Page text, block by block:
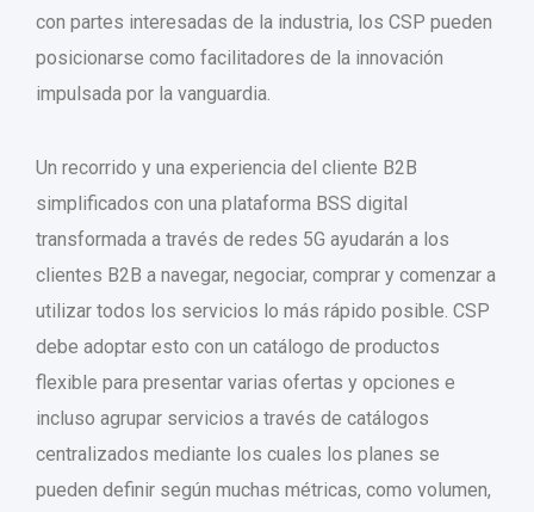
con partes interesadas de la industria, los CSP pueden
posicionarse como facilitadores de la innovación
impulsada por la vanguardia.
Un recorrido y una experiencia del cliente B2B
simplificados con una plataforma BSS digital
transformada a través de redes 5G ayudarán a los
clientes B2B a navegar, negociar, comprar y comenzar a
utilizar todos los servicios lo más rápido posible. CSP
debe adoptar esto con un catálogo de productos
flexible para presentar varias ofertas y opciones e
incluso agrupar servicios a través de catálogos
centralizados mediante los cuales los planes se
pueden definir según muchas métricas, como volumen,